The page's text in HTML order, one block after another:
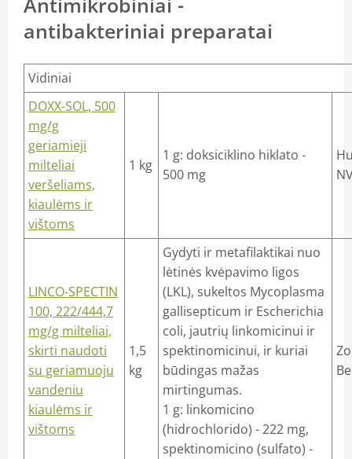
antibakteriniai preparatai
Vidiniai
DOXX-SOL, 500
mg/g
geriamieji
milteliai
veršeliams,
kiaulėms ir
vištoms
1 kg
1 g: doksiciklino hiklato -
500 mg
LINCO-SPECTIN
100, 222/444,7
mg/g milteliai,
skirti naudoti
su geriamuoju
vandeniu
kiaulėms ir
vištoms
1,5
kg
Gydyti ir metafilaktikai nuo
lėtinės kvėpavimo ligos
(LKL), sukeltos Mycoplasma
gallisepticum ir Escherichia
coli, jautrių linkomicinui ir
spektinomicinui, ir kuriai
būdingas mažas
mirtingumas.
1 g: linkomicino
(hidrochlorido) - 222 mg,
spektinomicino (sulfato) -